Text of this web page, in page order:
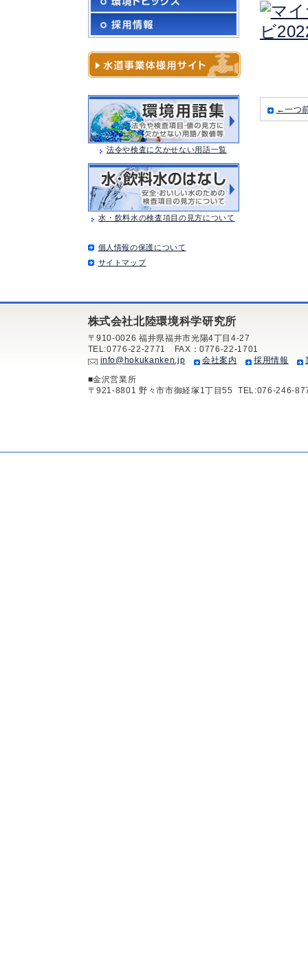
←一つ
法令や検査に欠かせない用語一覧
水・飲料水の検査項目の見方について
個人情報の保護について
サイトマップ
株式会社北陸環境科学研究所
〒910-0026 福井県福井市光陽4丁目4-27
TEL:0776-22-2771 FAX：0776-22-1701
info@hokukanken.jp
会社案内 採用情報
■金沢営業所
〒921-8801 野々市市御経塚1丁目55 TEL:076-246-